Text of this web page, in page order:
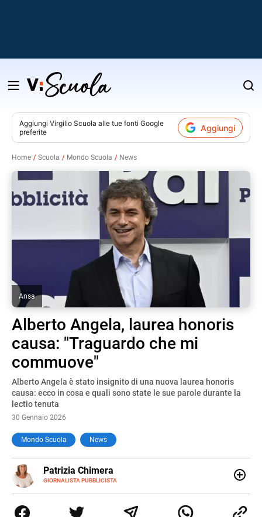
Salta
contenuto
Aggiungi Virgilio Scuola alle tue fonti Google
preferite
Aggiungi
Home Scuola Mondo Scuola News
Ansa
Alberto Angela, laurea honoris
causa: "Traguardo che mi
commuove"
Alberto Angela è stato insignito di una nuova laurea honoris
causa: ecco in cosa e quali sono state le sue parole durante la
lectio tenuta
30 Gennaio 2026
Mondo Scuola News
Patrizia Chimera
GIORNALISTA PUBBLICISTA
E-
MAIL
LINKEDIN
collaborato con grandi gruppi editoriali e agenzie di